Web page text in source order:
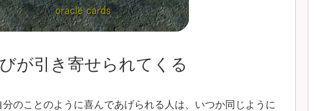
が引き寄せられてくる
のことのように喜んであげられる人は、いつか同じように